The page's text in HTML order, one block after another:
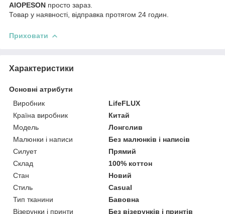
AIOPESON просто зараз.
Товар у наявності, відправка протягом 24 годин.
Приховати
Характеристики
Основні атрибути
Виробник
LifeFLUX
Країна виробник
Китай
Модель
Лонгслив
Малюнки і написи
Без малюнків і написів
Силует
Прямий
Склад
100% коттон
Стан
Новий
Стиль
Casual
Тип тканини
Бавовна
Візерунки і принти
Без візерунків і принтів